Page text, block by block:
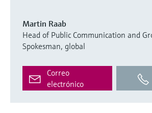
Martin Raab
Head of Public Communication and
Spokesman, global
Correo
electrónico